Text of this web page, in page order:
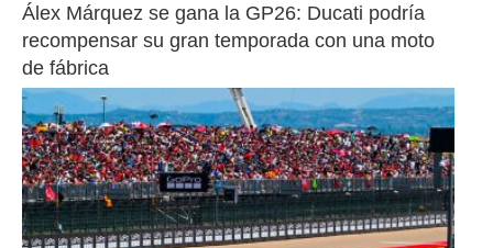
Álex Márquez se gana la GP26: Ducati podría
recompensar su gran temporada con una moto
de fábrica